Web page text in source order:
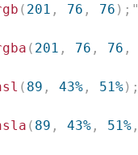
( 201 , 76 , 76 ) ; "
( 201 , 76 , 76 ,
( 89 , 43% , 51%) ;
( 89 , 43% , 51% ,